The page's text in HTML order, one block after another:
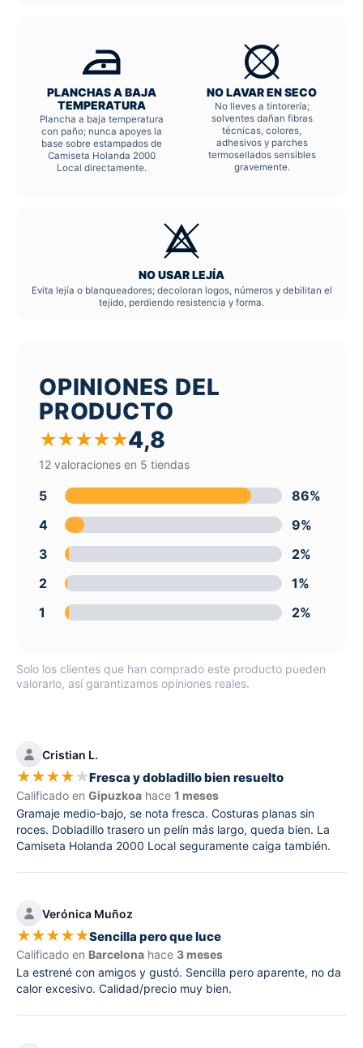
PLANCHAS A BAJA
TEMPERATURA
Plancha a baja temperatura
con paño; nunca apoyes la
base sobre estampados de
Camiseta Holanda 2000
Local directamente.
NO LAVAR EN SECO
No lleves a tintorería;
solventes dañan fibras
técnicas, colores,
adhesivos y parches
termosellados sensibles
gravemente.
NO USAR LEJÍA
Evita lejía o blanqueadores; decoloran logos, números y debilitan el
tejido, perdiendo resistencia y forma.
OPINIONES DEL
PRODUCTO
★★★★★4,8
12 valoraciones en 5 tiendas
5
86%
4
9%
3
2%
2
1%
1
2%
Solo los clientes que han comprado este producto pueden
valorarlo, así garantizamos opiniones reales.
Cristian L.
★★★★★Fresca y dobladillo bien resuelto
Calificado en Gipuzkoa hace 1 meses
Gramaje medio-bajo, se nota fresca. Costuras planas sin
roces. Dobladillo trasero un pelín más largo, queda bien. La
Camiseta Holanda 2000 Local seguramente caiga también.
Verónica Muñoz
★★★★★Sencilla pero que luce
Calificado en Barcelona hace 3 meses
La estrené con amigos y gustó. Sencilla pero aparente, no da
calor excesivo. Calidad/precio muy bien.